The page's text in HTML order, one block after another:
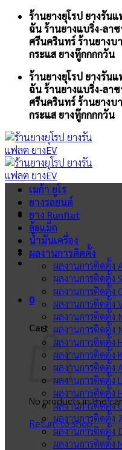
Skip
content
ร้านยางยุโรป ยางรัน
ฉัน ร้านยางแบริ่ง-ลาซ
ศรีนครินทร์ ร้านยางบ
กระแส ยางทู๊กกกกวัน
ร้านยางยุโรป ยางรัน
ฉัน ร้านยางแบริ่ง-ลาซ
ศรีนครินทร์ ร้านยางบ
กระแส ยางทู๊กกกกวัน
0
Cart
No products in the
Return to shop
เมก้า ยูโร
ยางรถยนต์
ยาง Runflat
ล้อแม็ก
น้ำมันเครื่อง
ผลงานการติดตั้ง
ผลงานการติดตั้ง
ผลงานการติดตั้ง
ผลงานการติดตั้ง
ผลงานการติดตั้ง
ผลงานการติดตั้ง
ผลงานการติดตั้ง
ผลงานการติดตั้ง
ผลงานการติดตั้ง
ผลงานการติดตั้ง
ผลงานการติดตั้ง
ผลงานการติดตั้ง
ผลงานการติดตั้ง
ผลงานการติดตั้ง
ผลงานการติดตั้ง
ผลงานการติดตั้ง